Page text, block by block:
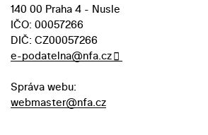
140 00 Praha 4 - Nusle
IČO: 00057266
DIČ: CZ00057266
e-podatelna@nfa.cz
Správa webu:
webmaster@nfa.cz